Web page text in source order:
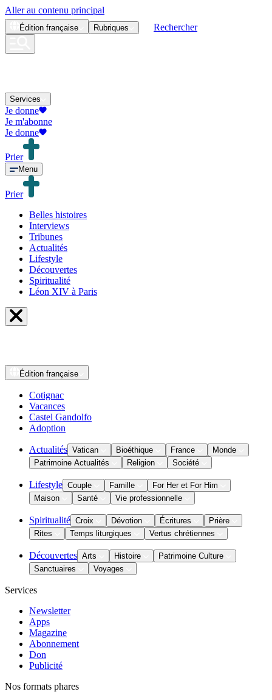
Aller au contenu principal
Édition française Rubriques Rechercher
Services
Je donne
Je m'abonne
Je donne
Prier
Menu
Prier
Belles histoires
Interviews
Tribunes
Actualités
Lifestyle
Découvertes
Spiritualité
Léon XIV à Paris
Édition française
Cotignac
Vacances
Castel Gandolfo
Adoption
Actualités Vatican Bioéthique France
Monde
Patrimoine Actualités
Religion Société
Lifestyle Couple Famille
For Her et For Him
Maison
Santé Vie professionnelle
Spiritualité Croix Dévotion Écritures
Prière
Rites
Temps liturgiques Vertus chrétiennes
Découvertes Arts Histoire
Patrimoine Culture
Sanctuaires
Voyages
Services
Newsletter
Apps
Magazine
Abonnement
Don
Publicité
Nos formats phares